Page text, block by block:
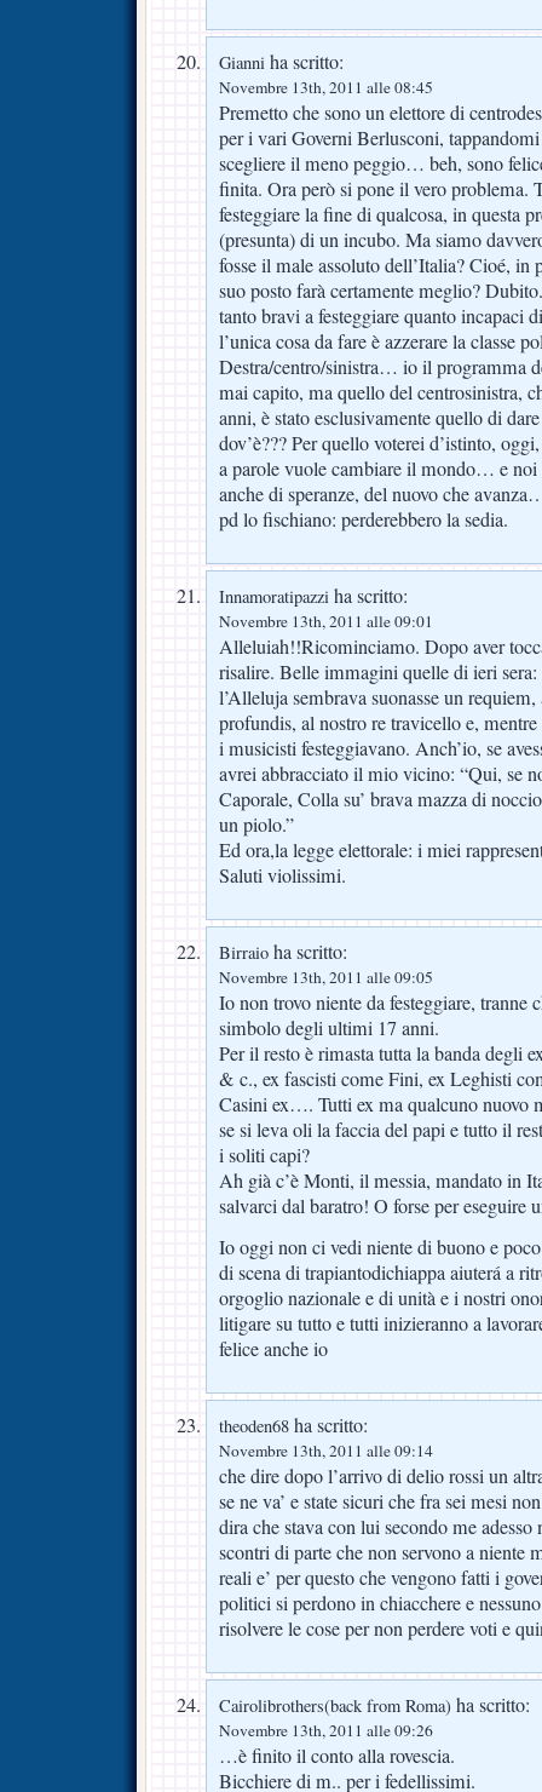
Gianni ha scritto:
Novembre 13th, 2011 alle 08:45
Premetto che sono un elettore di
per i vari Governi Berlusconi,
scegliere il meno peggio… beh, sono
finita. Ora però si pone il vero problema.
festeggiare la fine di qualcosa, in questa
(presunta) di un incubo. Ma siamo
fosse il male assoluto dell’Italia? Cioé, in
suo posto farà certamente meglio?
tanto bravi a festeggiare quanto incapaci
l’unica cosa da fare è azzerare la classe
Destra/centro/sinistra… io il programma
mai capito, ma quello del centrosinistra,
anni, è stato esclusivamente quello di
dov’è??? Per quello voterei d’istinto,
a parole vuole cambiare il mondo… e
anche di speranze, del nuovo che
pd lo fischiano: perderebbero la sedia.
Innamoratipazzi ha scritto:
Novembre 13th, 2011 alle 09:01
Alleluiah!!Ricominciamo. Dopo aver
risalire. Belle immagini quelle di ieri sera:
l’Alleluja sembrava suonasse un
profundis, al nostro re travicello e,
i musicisti festeggiavano. Anch’io, se
avrei abbracciato il mio vicino: “Qui, se
Caporale, Colla su’ brava mazza di
un piolo.”
Ed ora,la legge elettorale: i miei
Saluti violissimi.
Birraio ha scritto:
Novembre 13th, 2011 alle 09:05
Io non trovo niente da festeggiare, tranne
simbolo degli ultimi 17 anni.
Per il resto è rimasta tutta la banda degli
& c., ex fascisti come Fini, ex Leghisti
Casini ex…. Tutti ex ma qualcuno nuovo
se si leva oli la faccia del papi e tutto il
i soliti capi?
Ah già c’è Monti, il messia, mandato in
salvarci dal baratro! O forse per eseguire
Io oggi non ci vedi niente di buono e
di scena di trapiantodichiappa aiuterá a
orgoglio nazionale e di unità e i nostri
litigare su tutto e tutti inizieranno a
felice anche io
theoden68 ha scritto:
Novembre 13th, 2011 alle 09:14
che dire dopo l’arrivo di delio rossi un
se ne va’ e state sicuri che fra sei mesi
dira che stava con lui secondo me
scontri di parte che non servono a niente
reali e’ per questo che vengono fatti i
politici si perdono in chiacchere e
risolvere le cose per non perdere voti e
Cairolibrothers(back from Roma) ha scritto:
Novembre 13th, 2011 alle 09:26
…è finito il conto alla rovescia.
Bicchiere di m.. per i fedellissimi.